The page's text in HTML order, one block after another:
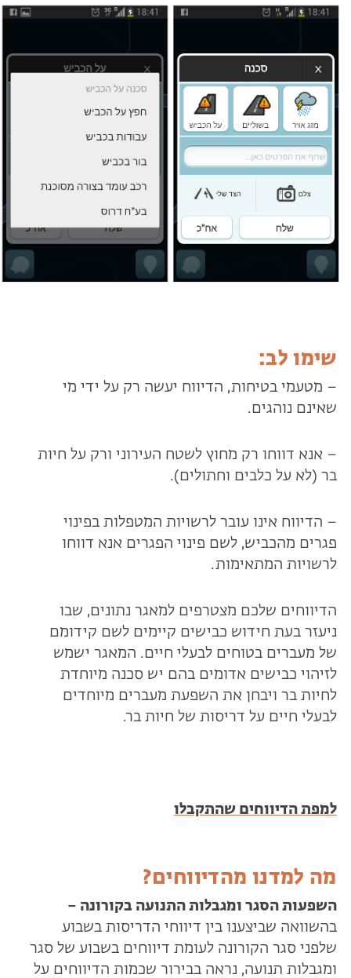
שימו לב:
– מטעמי בטיחות, הדיווח יעשה רק על ידי מי
שאינם נוהגים.
– אנא דווחו רק מחוץ לשטח העירוני ורק על חיות
בר (לא על כלבים וחתולים).
– הדיווח אינו עובר לרשויות המטפלות בפינוי
פגרים מהכביש, לשם פינוי הפגרים אנא דווחו
לרשויות המתאימות.
הדיווחים שלכם מצטרפים למאגר נתונים, שבו
ניעזר בעת חידוש כבישים קיימים לשם קידומם
של מעברים בטוחים לבעלי חיים. המאגר ישמש
לזיהוי כבישים אדומים בהם יש סכנה מיוחדת
לחיות בר ויבחן את השפעת מעברים מיוחדים
לבעלי חיים על דריסות של חיות בר.
למפת הדיווחים שהתקבלו
מה למדנו מהדיווחים?
השפעות הסגר ומגבלות התנועה בקורונה –
בהשוואה שביצענו בין דיווחי הדריסות בשבוע
שלפני סגר הקורונה לעומת דיווחים בשבוע של סגר
ומגבלות תנועה, נראה בבירור שכמות הדיווחים על